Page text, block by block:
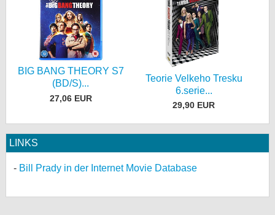
BIG BANG THEORY S7
(BD/S)...
27,06 EUR
Teorie Velkeho Tresku
6.serie...
29,90 EUR
LINKS
Bill Prady in der Internet Movie Database